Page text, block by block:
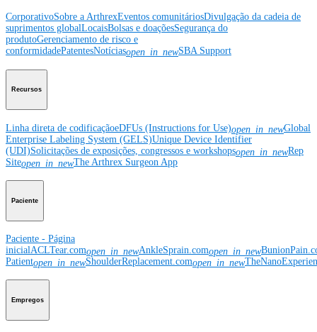
CorporativoSobre a ArthrexEventos comunitáriosDivulgação da cadeia de
suprimentos globalLocaisBolsas e doaçõesSegurança do
produtoGerenciamento de risco e
conformidadePatentesNotíciasopen_in_newSBA Support
Recursos
Linha direta de codificaçãoeDFUs (Instructions for Use)open_in_newGlobal
Enterprise Labeling System (GELS)Unique Device Identifier
(UDI)Solicitações de exposições, congressos e workshopsopen_in_newRep
Siteopen_in_newThe Arthrex Surgeon App
Paciente
Paciente - Página
inicialACLTear.comopen_in_newAnkleSprain.comopen_in_new
Patientopen_in_newShoulderReplacement.comopen_in_new
Empregos